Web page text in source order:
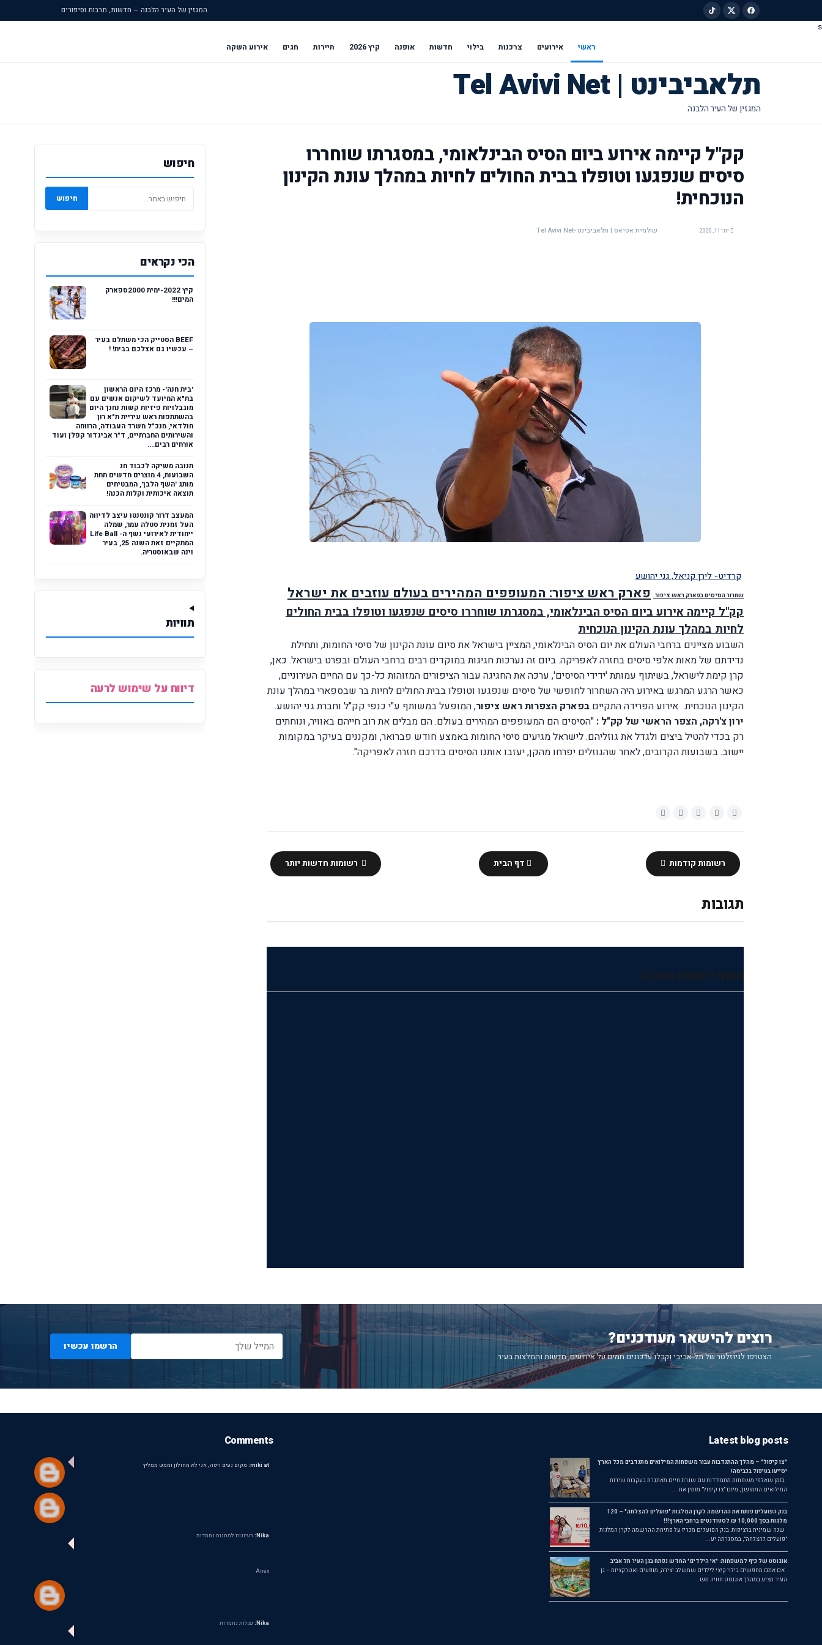
המגזין של העיר הלבנה — חדשות, תרבות וסיפורים
s
ראשי אירועים צרכנות בילוי חדשות אופנה קיץ 2026 תיירות חגים אירוע השקה
תלאביבינט | Tel Avivi Net
קק"ל קיימה אירוע ביום הסיס הבינלאומי, במסגרתו שוחררו
סיסים שנפגעו וטופלו בבית החולים לחיות במהלך עונת הקינון
הנוכחית!
יוני 11, 2020 שולמית אטיאס | תלאביבינט -Tel Avivi Net
קרדיט- לירן קניאל, גני יהושע
שחרור הסיסים בפארק ראש ציפור. פארק ראש ציפור: המעופפים המהירים בעולם עוזבים את ישראל
קק"ל קיימה אירוע ביום הסיס הבינלאומי, במסגרתו שוחררו סיסים שנפגעו וטופלו בבית החולים
לחיות במהלך עונת הקינון הנוכחית
השבוע מציינים ברחבי העולם את יום הסיס הבינלאומי, המציין בישראל את סיום עונת הקינון של סיסי החומות, ותחילת
נדידתם של מאות אלפי סיסים בחזרה לאפריקה. ביום זה נערכות חגיגות במוקדים רבים ברחבי העולם ובפרט בישראל. כאן,
קרן קימת לישראל, בשיתוף עמותת 'ידידי הסיסים', ערכה את החגיגה עבור הציפורים המזוהות כל-כך עם החיים העירוניים,
כאשר הרגע המרגש באירוע היה השחרור לחופשי של סיסים שנפגעו וטופלו בבית החולים לחיות בר שבספארי במהלך עונת
הקינון הנוכחית. אירוע הפרידה התקיים בפארק הצפרות ראש ציפור, המופעל במשותף ע"י כנפי קק"ל וחברת גני יהושע.
ירון צ'רקה, הצפר הראשי של קק"ל : "הסיסים הם המעופפים המהירים בעולם. הם מבלים את רוב חייהם באוויר, ונוחתים
רק בכדי להטיל ביצים ולגדל את גוזליהם. לישראל מגיעים סיסי החומות באמצע חודש פברואר, ומקננים בעיקר במקומות
יישוב. בשבועות הקרובים, לאחר שהגוזלים יפרחו מהקן, יעזבו אותנו הסיסים בדרכם חזרה לאפריקה".
רשומות חדשות יותר רשומות קודמות דף הבית
תגובות
הוסף רשומת תגובה
חיפוש
חיפוש
הכי נקראים
קיץ 2022-ימית 2000ספארק
המים!!!
BEEF הסטייק הכי משתלם בעיר
– עכשיו גם אצלכם בבית! !
'בית חנה'- מרכז היום הראשון
בת"א המיועד לשיקום אנשים עם
מוגבלויות פיזיות קשות נחנך היום
בהשתתפות ראש עיריית ת"א רון
חולדאי, מנכ"ל משרד העבודה, הרווחה
והשירותים החברתיים, ד"ר אביגדור קפלן ועוד
אורחים רבים....
תנובה משיקה לכבוד חג
השבועות, 4 מוצרים חדשים תחת
מותג 'השף הלבן', המבטיחים
תוצאה איכותית וקלות הכנה!
המעצב דרור קונטנטו עיצב לדיווה
העל זמנית סטלה עמר, שמלה
ייחודית לאירועי נשף ה- Life Ball
המתקיים זאת השנה 25, בעיר
וינה שבאוסטריה.
תוויות
דיווח על שימוש לרעה
רוצים להישאר מעודכנים?
הצטרפו לניוזלטר של תל-אביבי וקבלו עדכונים חמים על אירועים, חדשות והמלצות בעיר.
הרשמו עכשיו
Latest blog posts
"צו קיפול" – מהלך ההתנדבות עבור משפחות המילואים מתנדבים מכל הארץ
יסייעו בטיפול בכביסה!
בזמן שאלפי משפחות מתמודדות עם שגרת חיים מאתגרת בעקבות שירות
המילואים הממושך, מיזם "צו קיפול" מזמין את ...
בנק הפועלים פותח את ההרשמה לקרן המלגות "פועלים להצלחה" – 120
מלגות בסך 10,000 ₪ לסטודנטים ברחבי הארץ!!!
שנה שמינית ברציפות: בנק הפועלים מכריז על פתיחת ההרשמה לקרן המלגות
"פועלים להצלחה", במסגרתה יע...
אוגוסט של כיף למשפחות: "אי הילדים" החדש נפתח בגן העיר תל אביב
אם אתם מחפשים בילוי קיצי לילדים שמשלב יצירה, מופעים ואטרקציות – גן
העיר מציע במהלך אוגוסט חוויה מש...
Comments
miki at: מקום נעים ויפה , אני לא מחולון וממש ממליץ
Nika: רעיונות למתנות נחמדות
Anex
Nika: עגלות נחמדות